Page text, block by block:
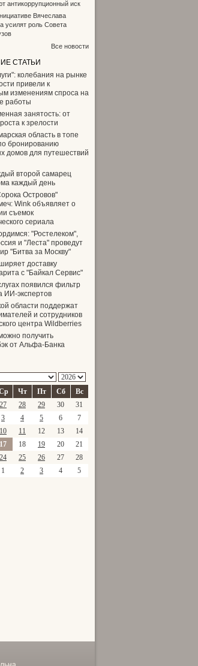
антикоррупционный иск
Вячеслава
усилят роль Совета
Все новости
СТАТЬИ
колебания на рынке
привели к
изменениям спроса на
работы
занятость: от
к зрелости
область в топе
бронированию
домов для путешествий
второй самарец
каждый день
Островов"
Wink объявляет о
съемок
сериала
"Ростелеком",
и "Леста" проведут
"Битва за Москву"
доставку
с "Байкал Сервис"
появился фильтр
ИИ-экспертов
области поддержат
и сотрудников
центра Wildberries
получить
от Альфа-Банка
Чт Пт Сб
Вс
27 28 29 30
31
3 4 5 6
7
10 11 12 13
14
17 18 19 20
21
24 25 26 27
28
1 2 3 4 5